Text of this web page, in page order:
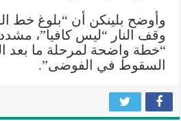
وأوضح بلينكن أن “بلوغ خط
وقف النار “ليس كافيا”،
“خطة واضحة لمرحلة ما
السقوط في الفوضى”.